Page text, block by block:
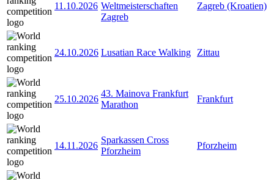
11.10.2026 Weltmeisterschaften
Zagreb
Zagreb (Kroatien)
24.10.2026 Lusatian Race Walking Zittau
25.10.2026
43. Mainova Frankfurt
Marathon
Frankfurt
14.11.2026
Sparkassen Cross
Pforzheim
Pforzheim